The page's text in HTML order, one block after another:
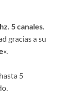
5 canales.
gracias a su
«.
5